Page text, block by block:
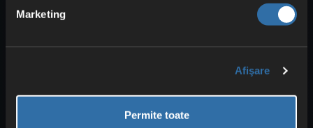
Marketing
Afişare
Permite toate
starea de spirit a Pals-ilor, pentru ca
paturipentru toți, asigurăhranăîn
permanență și oferă-leizvoare termale